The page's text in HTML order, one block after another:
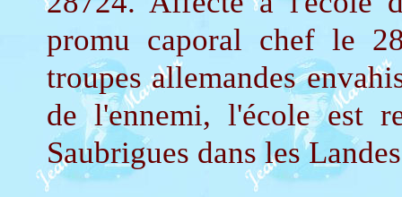
promu caporal chef le
troupes allemandes
de l'ennemi, l'école est
Saubrigues dans les